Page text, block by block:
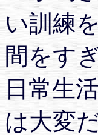
い訓練
間をす
日常生
は大変